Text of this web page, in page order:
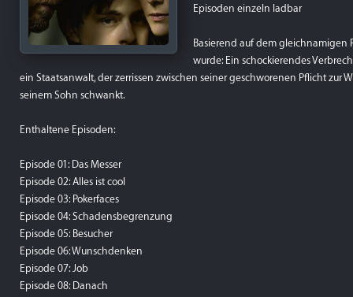
Episoden einzeln ladbar
Basierend auf dem gleichnamigen
wurde: Ein schockierendes
ein Staatsanwalt, der zerrissen zwischen seiner geschworenen Pflicht
seinem Sohn schwankt.
Enthaltene Episoden:
Episode 01: Das Messer
Episode 02: Alles ist cool
Episode 03: Pokerfaces
Episode 04: Schadensbegrenzung
Episode 05: Besucher
Episode 06: Wunschdenken
Episode 07: Job
Episode 08: Danach